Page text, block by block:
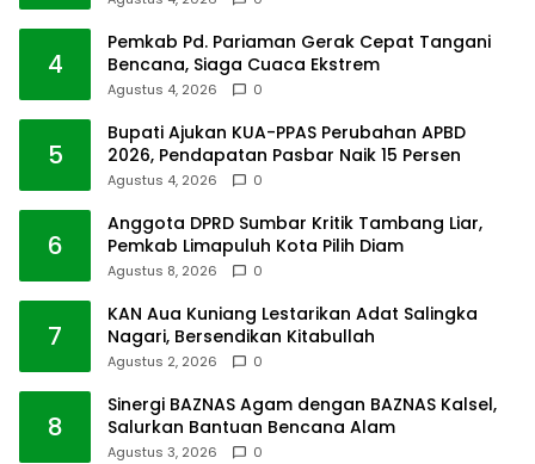
4
Pemkab Pd. Pariaman Gerak Cepat Tangani
Bencana, Siaga Cuaca Ekstrem
Agustus 4, 2026 0
5
Bupati Ajukan KUA-PPAS Perubahan APBD
2026, Pendapatan Pasbar Naik 15 Persen
Agustus 4, 2026 0
6
Anggota DPRD Sumbar Kritik Tambang Liar,
Pemkab Limapuluh Kota Pilih Diam
Agustus 8, 2026 0
7
KAN Aua Kuniang Lestarikan Adat Salingka
Nagari, Bersendikan Kitabullah
Agustus 2, 2026 0
8
Sinergi BAZNAS Agam dengan BAZNAS Kalsel,
Salurkan Bantuan Bencana Alam
Agustus 3, 2026 0